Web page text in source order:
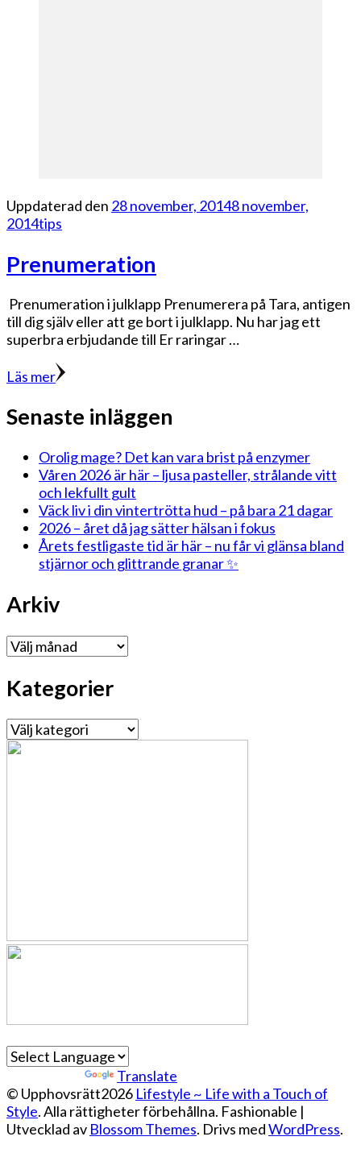
Uppdaterad den 28 november, 20148 november,
2014tips
Prenumeration
Prenumeration i julklapp Prenumerera på Tara, antigen
till dig själv eller att ge bort i julklapp. Nu har jag ett
superbra erbjudande till Er raringar …
Läs mer
Senaste inläggen
Orolig mage? Det kan vara brist på enzymer
Våren 2026 är här – ljusa pasteller, strålande vitt
och lekfullt gult
Väck liv i din vintertrötta hud – på bara 21 dagar
2026 – året då jag sätter hälsan i fokus
Årets festligaste tid är här – nu får vi glänsa bland
stjärnor och glittrande granar ✨
Arkiv
Arkiv
Kategorier
Kategorier
Translate
© Upphovsrätt2026 Lifestyle ~ Life with a Touch of
Style. Alla rättigheter förbehållna. Fashionable |
Utvecklad av Blossom Themes. Drivs medWordPress.